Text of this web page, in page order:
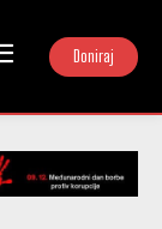
Doniraj